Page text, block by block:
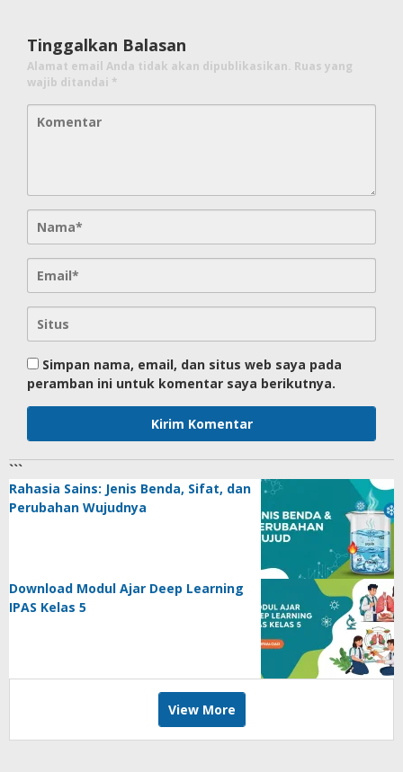
Tinggalkan Balasan
Alamat email Anda tidak akan dipublikasikan. Ruas yang
wajib ditandai *
Simpan nama, email, dan situs web saya pada
peramban ini untuk komentar saya berikutnya.
```
Rahasia Sains: Jenis Benda, Sifat, dan
Perubahan Wujudnya
Download Modul Ajar Deep Learning
IPAS Kelas 5
View More